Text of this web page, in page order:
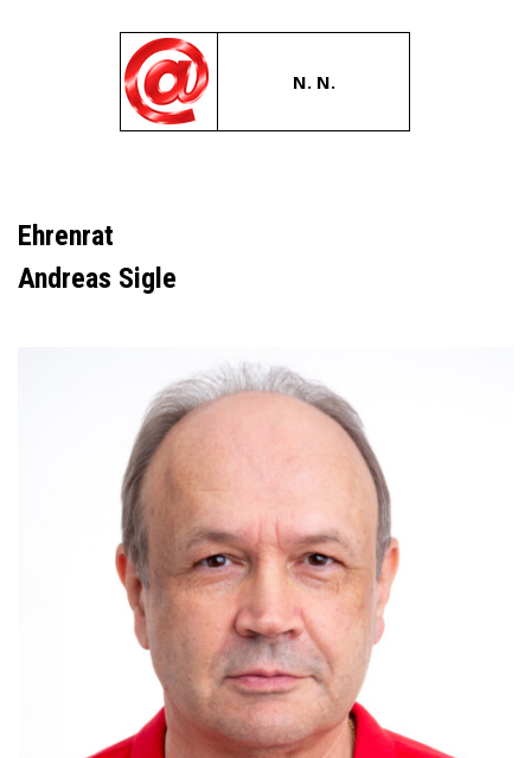
N. N.
Ehrenrat
Andreas Sigle